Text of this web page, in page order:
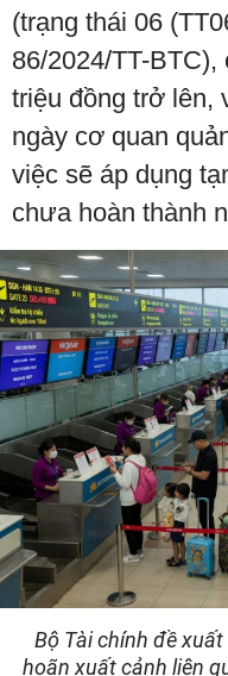
(trạng thái 06
86/2024/TT-
triệu đồng trở lên,
ngày cơ quan
việc sẽ áp dụng
chưa hoàn thành
Bộ Tài chính đề
hoãn xuất cảnh liên